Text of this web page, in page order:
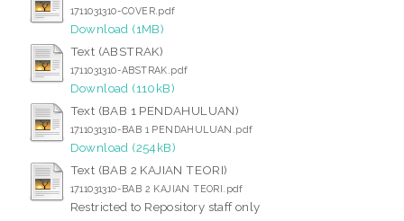
1711031310-COVER.pdf
Download (1MB)
Text (ABSTRAK)
1711031310-ABSTRAK.pdf
Download (110kB)
Text (BAB 1 PENDAHULUAN)
1711031310-BAB 1 PENDAHULUAN.pdf
Download (254kB)
Text (BAB 2 KAJIAN TEORI)
1711031310-BAB 2 KAJIAN TEORI.pdf
Restricted to Repository staff only